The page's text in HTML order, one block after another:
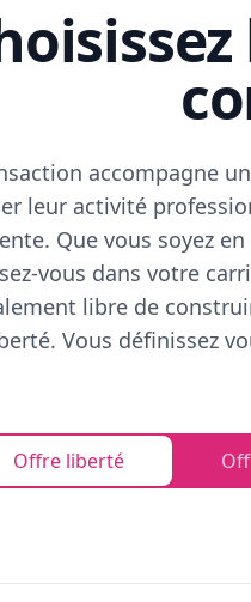
accompagne
leur activité
Que vous soyez
vous dans votre
libre de
Vous définissez
Offre liberté